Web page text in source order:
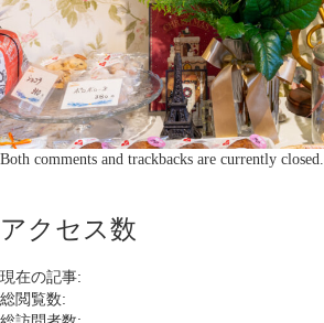
Both comments and trackbacks are currently closed.
アクセス数
現在の記事:
総閲覧数: